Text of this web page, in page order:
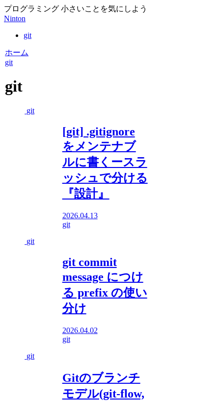
プログラミング 小さいことを気にしよう
Ninton
git
ホーム
git
git
git
[git] .gitignore
をメンテナブ
ルに書くースラ
ッシュで分ける
『設計』
2026.04.13
git
git
git commit
message につけ
る prefix の使い
分け
2026.04.02
git
git
Gitのブランチ
モデル(git-flow,